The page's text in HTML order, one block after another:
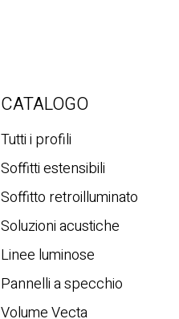
CATALOGO
Tutti i profili
Soffitti estensibili
Soffitto retroilluminato
Soluzioni acustiche
Linee luminose
Pannelli a specchio
Volume Vecta